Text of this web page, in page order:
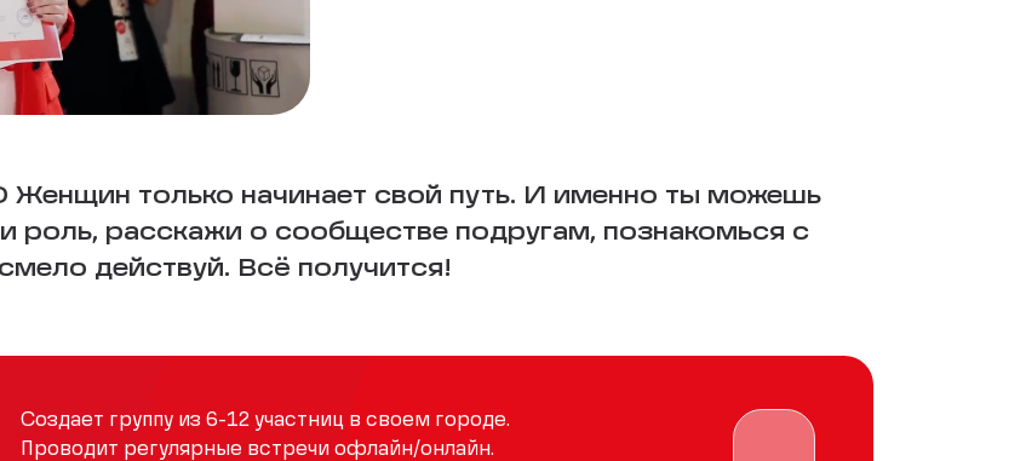
Женщин только начинает свой путь. И именно ты можешь
роль, расскажи о сообществе подругам, познакомься с
действуй. Всё получится!
Создает группу из 6-12 участниц в своем городе.
Проводит регулярные встречи офлайн/онлайн.